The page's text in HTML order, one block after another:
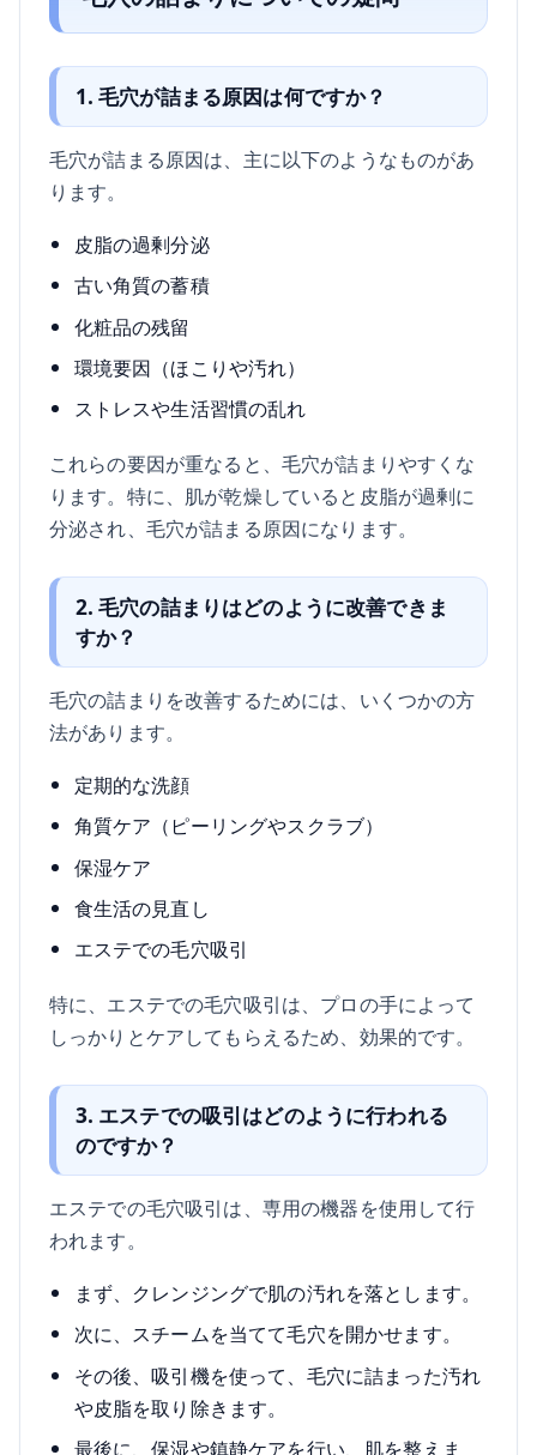
1. 毛穴が詰まる原因は何ですか？
毛穴が詰まる原因は、主に以下のようなものがあ
ります。
皮脂の過剰分泌
古い角質の蓄積
化粧品の残留
環境要因（ほこりや汚れ）
ストレスや生活習慣の乱れ
これらの要因が重なると、毛穴が詰まりやすくな
ります。特に、肌が乾燥していると皮脂が過剰に
分泌され、毛穴が詰まる原因になります。
2. 毛穴の詰まりはどのように改善できま
すか？
毛穴の詰まりを改善するためには、いくつかの方
法があります。
定期的な洗顔
角質ケア（ピーリングやスクラブ）
保湿ケア
食生活の見直し
エステでの毛穴吸引
特に、エステでの毛穴吸引は、プロの手によって
しっかりとケアしてもらえるため、効果的です。
3. エステでの吸引はどのように行われる
のですか？
エステでの毛穴吸引は、専用の機器を使用して行
われます。
まず、クレンジングで肌の汚れを落とします。
次に、スチームを当てて毛穴を開かせます。
その後、吸引機を使って、毛穴に詰まった汚れ
や皮脂を取り除きます。
最後に、保湿や鎮静ケアを行い、肌を整えま